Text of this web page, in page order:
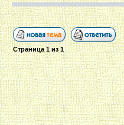
Страница1из1